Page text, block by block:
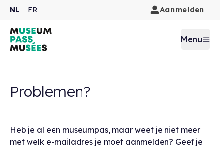
NL FR Aanmelden
Menu
Problemen?
Heb je al een museumpas, maar weet je niet meer
met welk e-mailadres je moet aanmelden? Geef je